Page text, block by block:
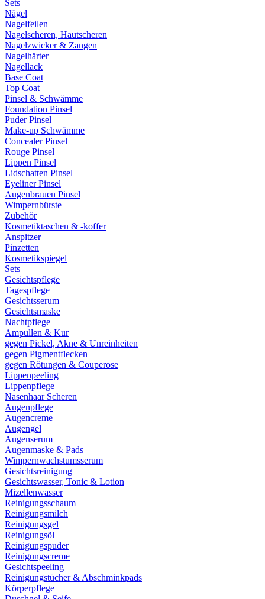
Sets
Nägel
Nagelfeilen
Nagelscheren, Hautscheren
Nagelzwicker & Zangen
Nagelhärter
Nagellack
Base Coat
Top Coat
Pinsel & Schwämme
Foundation Pinsel
Puder Pinsel
Make-up Schwämme
Concealer Pinsel
Rouge Pinsel
Lippen Pinsel
Lidschatten Pinsel
Eyeliner Pinsel
Augenbrauen Pinsel
Wimpernbürste
Zubehör
Kosmetiktaschen & -koffer
Anspitzer
Pinzetten
Kosmetikspiegel
Sets
Gesichtspflege
Tagespflege
Gesichtsserum
Gesichtsmaske
Nachtpflege
Ampullen & Kur
gegen Pickel, Akne & Unreinheiten
gegen Pigmentflecken
gegen Rötungen & Couperose
Lippenpeeling
Lippenpflege
Nasenhaar Scheren
Augenpflege
Augencreme
Augengel
Augenserum
Augenmaske & Pads
Wimpernwachstumsserum
Gesichtsreinigung
Gesichtswasser, Tonic & Lotion
Mizellenwasser
Reinigungsschaum
Reinigungsmilch
Reinigungsgel
Reinigungsöl
Reinigungspuder
Reinigungscreme
Gesichtspeeling
Reinigungstücher & Abschminkpads
Körperpflege